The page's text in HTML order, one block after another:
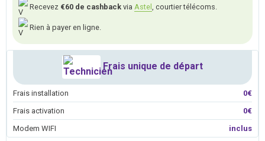
Recevez €60 de cashback via Astel , courtier télécoms.
Rien à payer en ligne.
Frais unique de départ
Frais installation
0€
Frais activation
0€
Modem WIFI
inclus